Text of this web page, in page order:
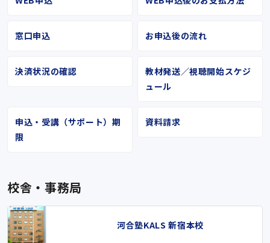
窓口申込 お申込後の流れ
決済状況の確認
教材発送／視聴開始スケジ
ュール
申込・受講（サポート）期
限
資料請求
校舎・事務局
河合塾KALS 新宿本校